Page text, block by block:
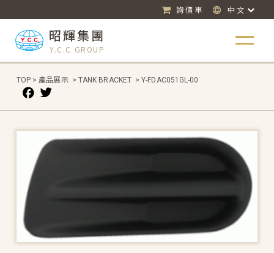
詢價車 中文
昭輝集團
Y.C.C GROUP
TOP > 產品展示 > TANK BRACKET > Y-FDAC051GL-00